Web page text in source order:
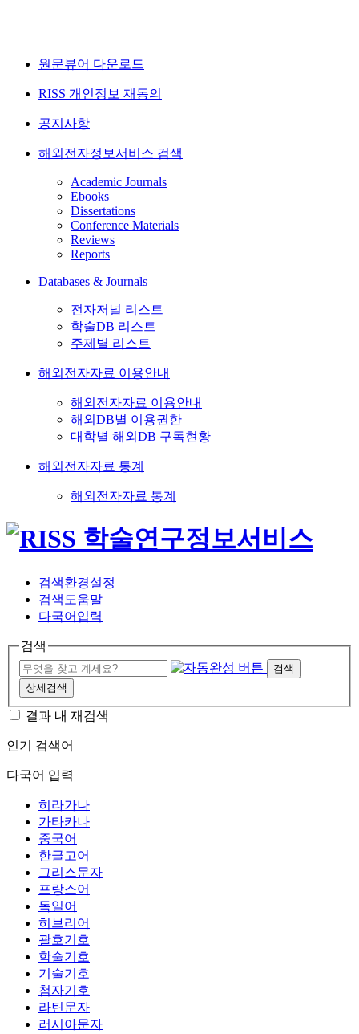
원문뷰어 다운로드
RISS 개인정보 재동의
공지사항
해외전자정보서비스 검색
Academic Journals
Ebooks
Dissertations
Conference Materials
Reviews
Reports
Databases & Journals
전자저널 리스트
학술DB 리스트
주제별 리스트
해외전자자료 이용안내
해외전자자료 이용안내
해외DB별 이용권한
대학별 해외DB 구독현황
해외전자자료 통계
해외전자자료 통계
검색환경설정
검색도움말
다국어입력
검색
검색
상세검색
결과 내 재검색
인기 검색어
다국어 입력
히라가나
가타카나
중국어
한글고어
그리스문자
프랑스어
독일어
히브리어
괄호기호
학술기호
기술기호
첨자기호
라틴문자
러시아문자